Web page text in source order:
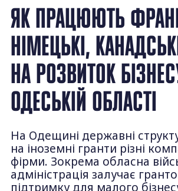
ЯК ПРАЦЮЮТЬ
НІМЕЦЬКІ,
НА РОЗВИТОК
ОДЕСЬКІЙ ОБЛАСТІ
На Одещині державні
на іноземні гранти різні
фірми. Зокрема обласна
адміністрація залучає
підтримку для малого